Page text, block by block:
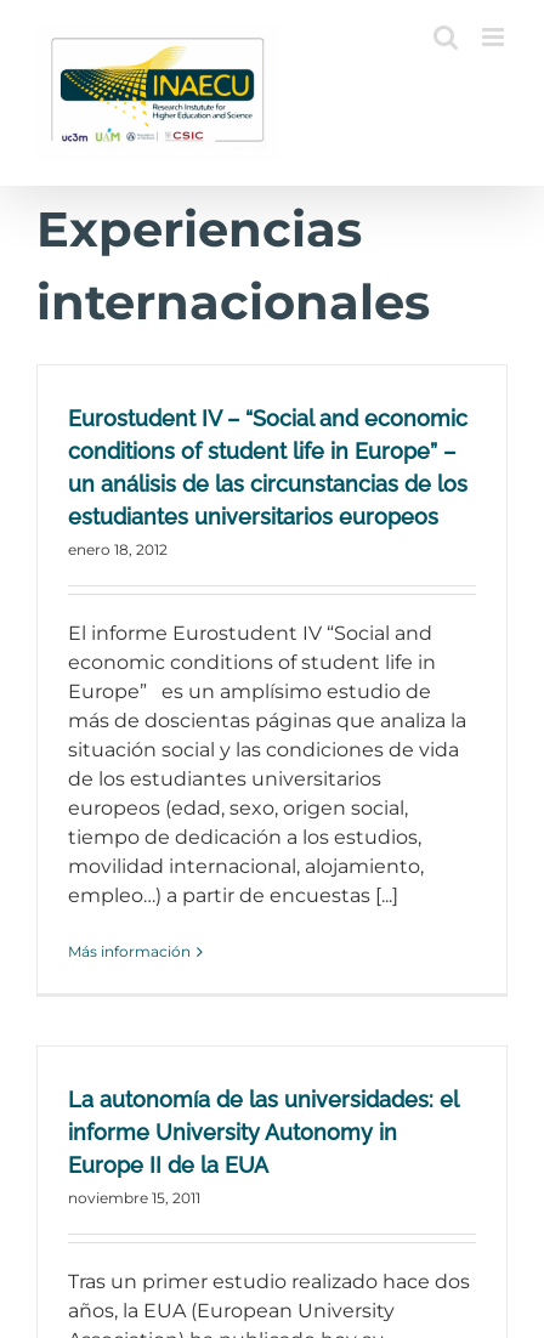
contenido
Experiencias
internacionales
Eurostudent IV – “Social and economic
conditions of student life in Europe” –
un análisis de las circunstancias de los
estudiantes universitarios europeos
enero 18, 2012
El informe Eurostudent IV “Social and
economic conditions of student life in
Europe” es un amplísimo estudio de
más de doscientas páginas que analiza la
situación social y las condiciones de vida
de los estudiantes universitarios
europeos (edad, sexo, origen social,
tiempo de dedicación a los estudios,
movilidad internacional, alojamiento,
empleo…) a partir de encuestas [...]
Más información
La autonomía de las universidades: el
informe University Autonomy in
Europe II de la EUA
noviembre 15, 2011
Tras un primer estudio realizado hace dos
años, la EUA (European University